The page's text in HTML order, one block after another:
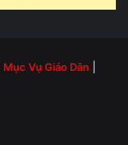
Mục Vụ Giáo Dân